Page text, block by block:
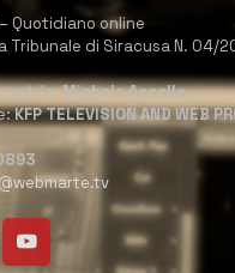
– Quotidiano online
Tribunale di Siracusa N. 04/
Michele Accolla
KFP TELEVISION AND WEB